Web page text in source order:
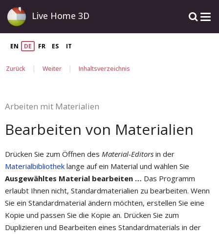
Live Home 3D
EN DE FR ES IT
Zurück | Weiter | Inhaltsverzeichnis
Arbeiten mit Materialien
Bearbeiten von Materialien
Drücken Sie zum Öffnen des Material-Editors in der
Materialbibliothek lange auf ein Material und wählen Sie
Ausgewähltes Material bearbeiten … Das Programm
erlaubt Ihnen nicht, Standardmaterialien zu bearbeiten. Wenn
Sie ein Standardmaterial ändern möchten, erstellen Sie eine
Kopie und passen Sie die Kopie an. Drücken Sie zum
Duplizieren und Bearbeiten eines Standardmaterials in der